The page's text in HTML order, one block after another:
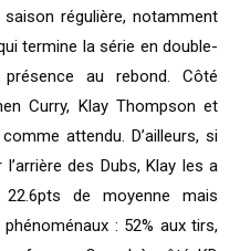
régulière, notamment
termine la série en double-
au rebond. Côté
Curry, Klay Thompson et
attendu. D’ailleurs, si
des Dubs, Klay les a
de moyenne mais
: 52% aux tirs,